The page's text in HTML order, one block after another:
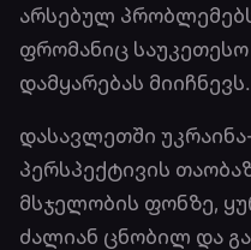
არსებულ
ფრომანიც
დამყარებას
დასავლეთში
პერსპექტივის
მსჯელობის ფონზე,
ძალიან ცნობილ და